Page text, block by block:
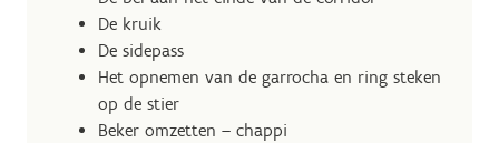
De kruik
De sidepass
Het opnemen van de garrocha en ring steken
op de stier
Beker omzetten – chappi